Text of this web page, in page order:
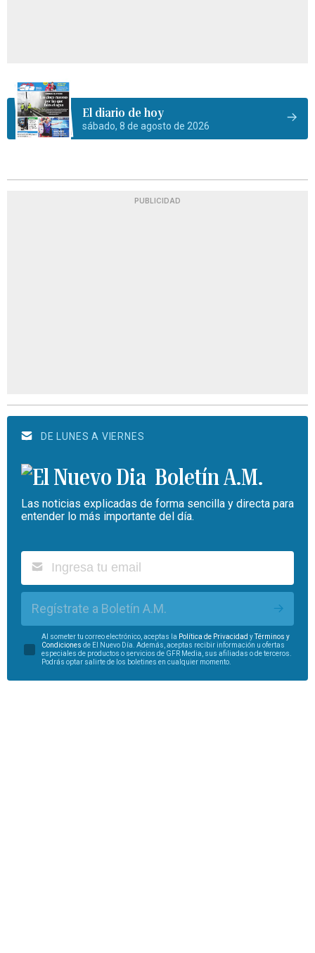
El diario de hoy
sábado, 8 de agosto de 2026
PUBLICIDAD
DE LUNES A VIERNES
Boletín A.M.
Las noticias explicadas de forma sencilla y directa para
entender lo más importante del día.
Regístrate a Boletín A.M.
Al someter tu correo electrónico, aceptas la Política de Privacidad yTérminos y
Condiciones de El Nuevo Día. Además, aceptas recibir información u ofertas
especiales de productos o servicios de GFR Media, sus afiliadas o de terceros.
Podrás optar salirte de los boletines en cualquier momento.